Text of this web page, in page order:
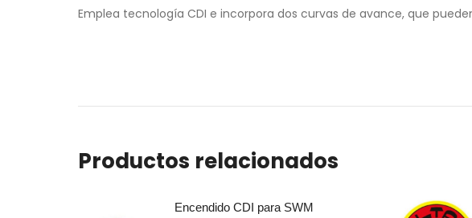
Emplea tecnología CDI e incorpora dos curvas de avance, que
Productos relacionados
Encendido CDI para SWM